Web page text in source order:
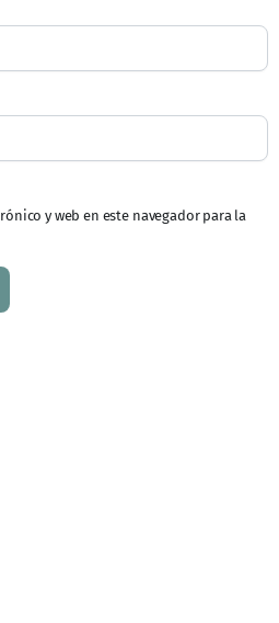
y web en este navegador para la